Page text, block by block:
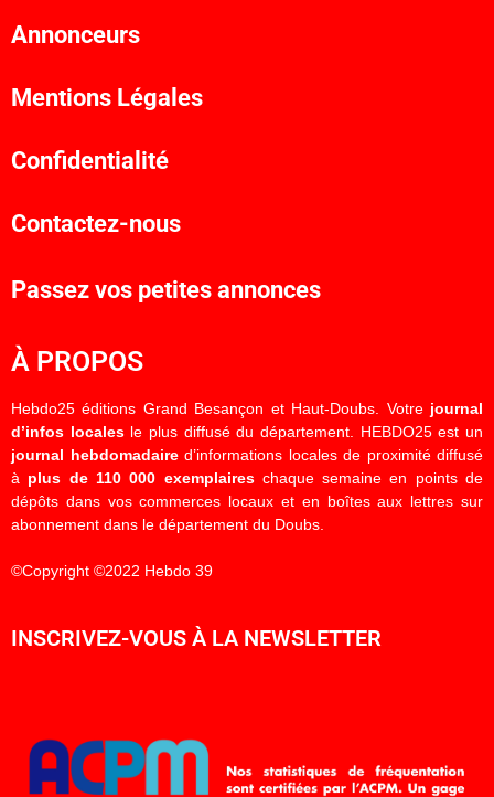
Annonceurs
Mentions Légales
Confidentialité
Contactez-nous
Passez vos petites annonces
À PROPOS
Hebdo25 éditions Grand Besançon et Haut-Doubs. Votre journal
d’infos localesle plus diffusé du département. HEBDO25 est un
journal hebdomadaired’informations locales de proximité diffusé
à plus de 110 000 exemplaireschaque semaine en points de
dépôts dans vos commerces locaux et en boîtes aux lettres sur
abonnement dans le département du Doubs.
©Copyright ©2022 Hebdo 39
INSCRIVEZ-VOUS À LA NEWSLETTER